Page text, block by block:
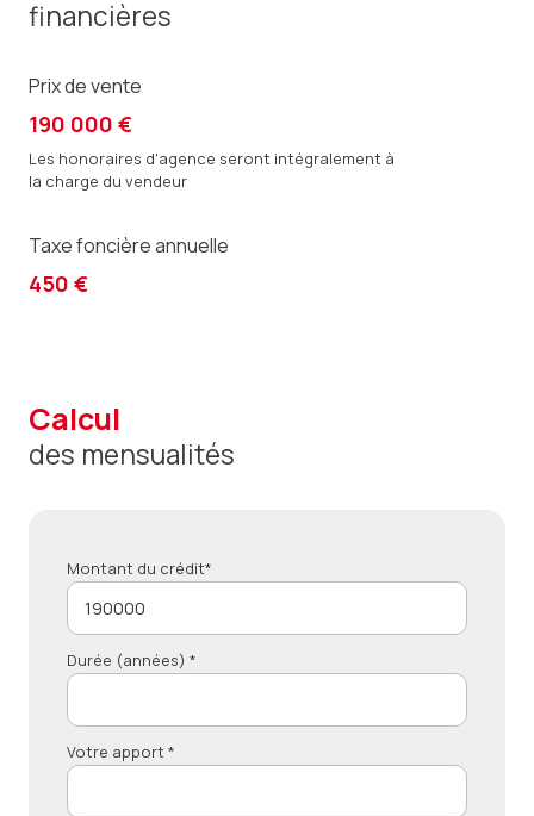
financières
Prix de vente
190 000 €
Les honoraires d'agence seront intégralement à
la charge du vendeur
Taxe foncière annuelle
450 €
calcul
des mensualités
Montant du crédit*
Durée (années) *
Votre apport *